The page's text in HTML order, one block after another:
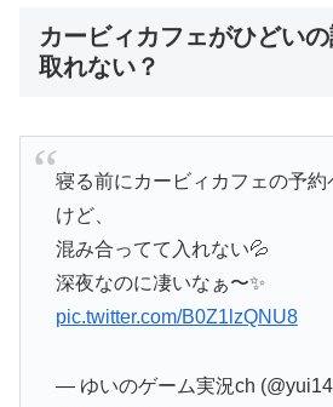
カービィカフェがひどい
取れない？
寝る前にカービィカフェの予
けど、
混み合ってて入れない💦
深夜なのに凄いなぁ〜✨
pic.twitter.com/B0Z1lzQNU8
— ゆいのゲーム実況ch